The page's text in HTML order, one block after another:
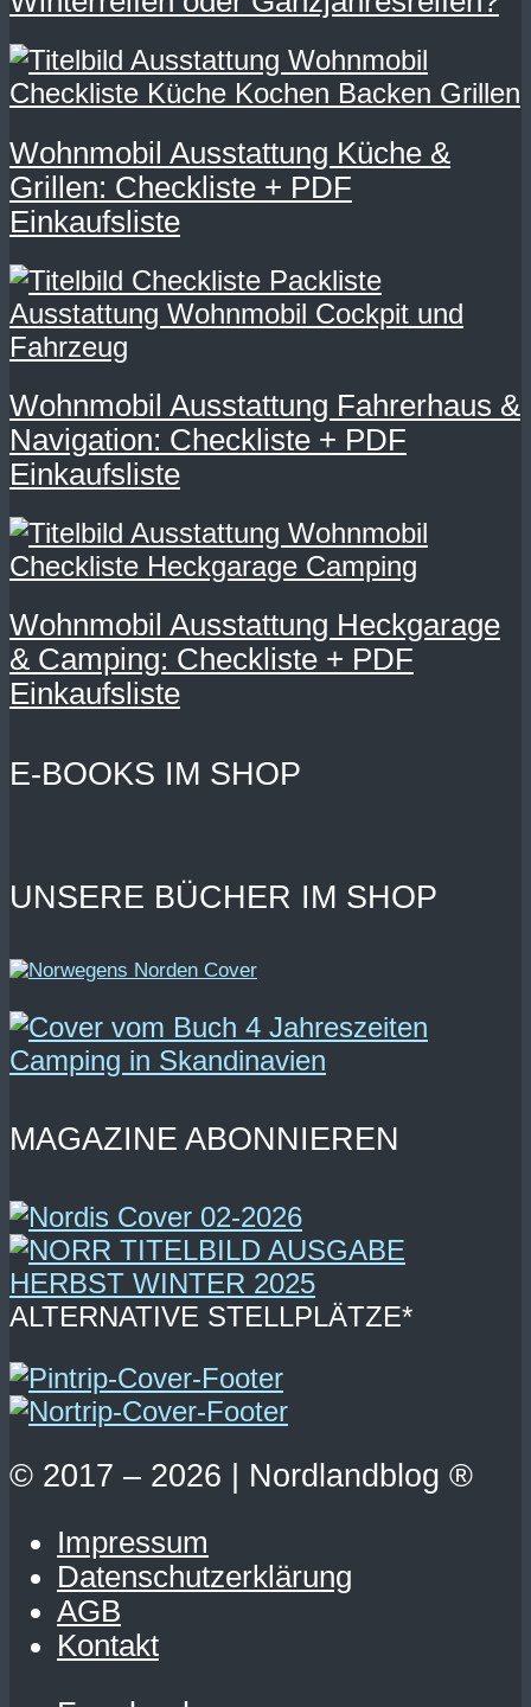
Wohnmobil Ausstattung Küche &
Grillen: Checkliste + PDF
Einkaufsliste
Wohnmobil Ausstattung Fahrerhaus &
Navigation: Checkliste + PDF
Einkaufsliste
Wohnmobil Ausstattung Heckgarage
& Camping: Checkliste + PDF
Einkaufsliste
E-BOOKS IM SHOP
UNSERE BÜCHER IM SHOP
MAGAZINE ABONNIEREN
ALTERNATIVE STELLPLÄTZE*
© 2017 – 2026 | Nordlandblog ®
Impressum
Datenschutzerklärung
AGB
Kontakt